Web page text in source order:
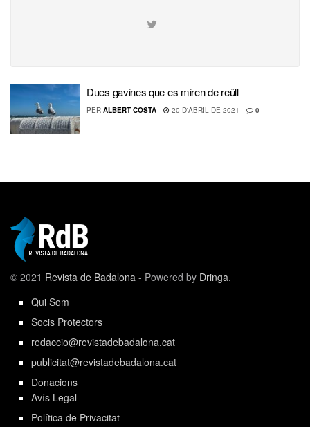
Dues gavines que es miren de reüll
PER ALBERT COSTA 20 D'ABRIL DE 2021 0
© 2021 Revista de Badalona - Powered by Dringa.
Qui Som
Socis Protectors
redaccio@revistadebadalona.cat
publicitat@revistadebadalona.cat
Donacions
Avís Legal
Política de Privacitat